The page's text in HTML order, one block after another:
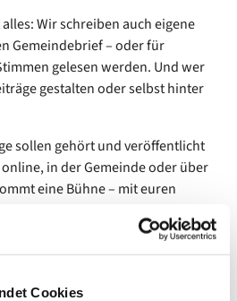
Cookies
Wir schreiben auch eigene
Gemeindebrief – oder für
gelesen werden. Und wer
gestalten oder selbst hinter
sollen gehört und veröffentlicht
in der Gemeinde oder über
eine Bühne – mit euren
um 17:00 Uhr im Jugendraum